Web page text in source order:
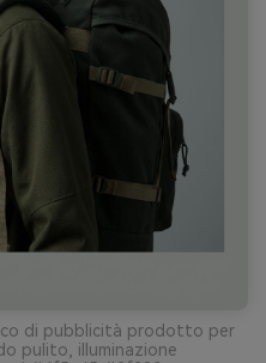
di pubblicità prodotto per
pulito, illuminazione